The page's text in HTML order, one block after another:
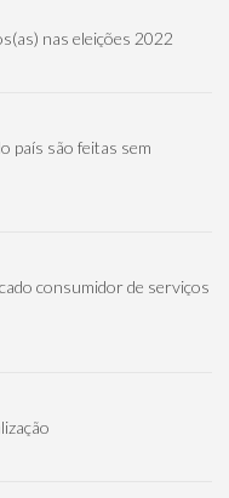
nas eleições 2022
país são feitas sem
consumidor de serviços